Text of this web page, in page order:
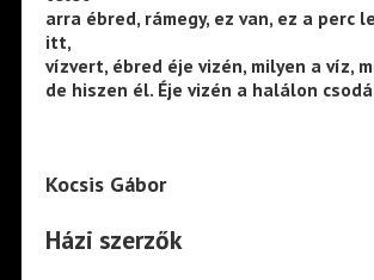
arra ébred, rámegy, ez van, ez a perc
itt,
vízvert, ébred éje vizén, milyen a víz,
de hiszen él. Éje vizén a halálon
Kocsis Gábor
Házi szerzők